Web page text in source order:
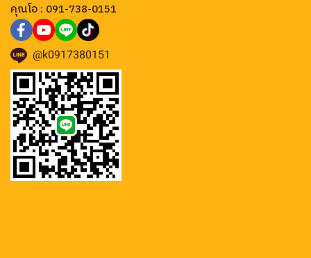
คุณโอ : 091-738-0151
@k0917380151